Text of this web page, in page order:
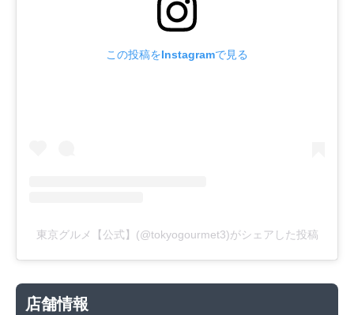
この投稿をInstagramで見る
東京グルメ【公式】(@tokyogourmet3)がシェアした投稿
店舗情報